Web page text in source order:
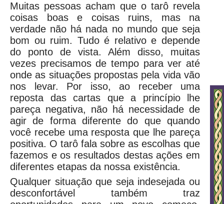
Muitas pessoas acham que o tarô revela
coisas boas e coisas ruins, mas na
verdade não há nada no mundo que seja
bom ou ruim. Tudo é relativo e depende
do ponto de vista. Além disso, muitas
vezes precisamos de tempo para ver até
onde as situações propostas pela vida vão
nos levar. Por isso, ao receber uma
reposta das cartas que a princípio lhe
pareça negativa, não há necessidade de
agir de forma diferente do que quando
você recebe uma resposta que lhe pareça
positiva. O tarô fala sobre as escolhas que
fazemos e os resultados destas ações em
diferentes etapas da nossa existência.
Qualquer situação que seja indesejada ou
desconfortável também traz